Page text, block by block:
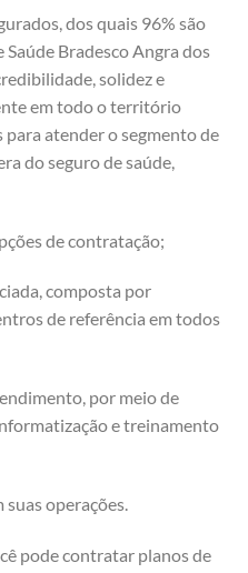
dos quais 96% são
Bradesco Angra dos
solidez e
em todo o território
atender o segmento de
do seguro de saúde,
de contratação;
composta por
de referência em todos
por meio de
e treinamento
suas operações.
pode contratar planos de